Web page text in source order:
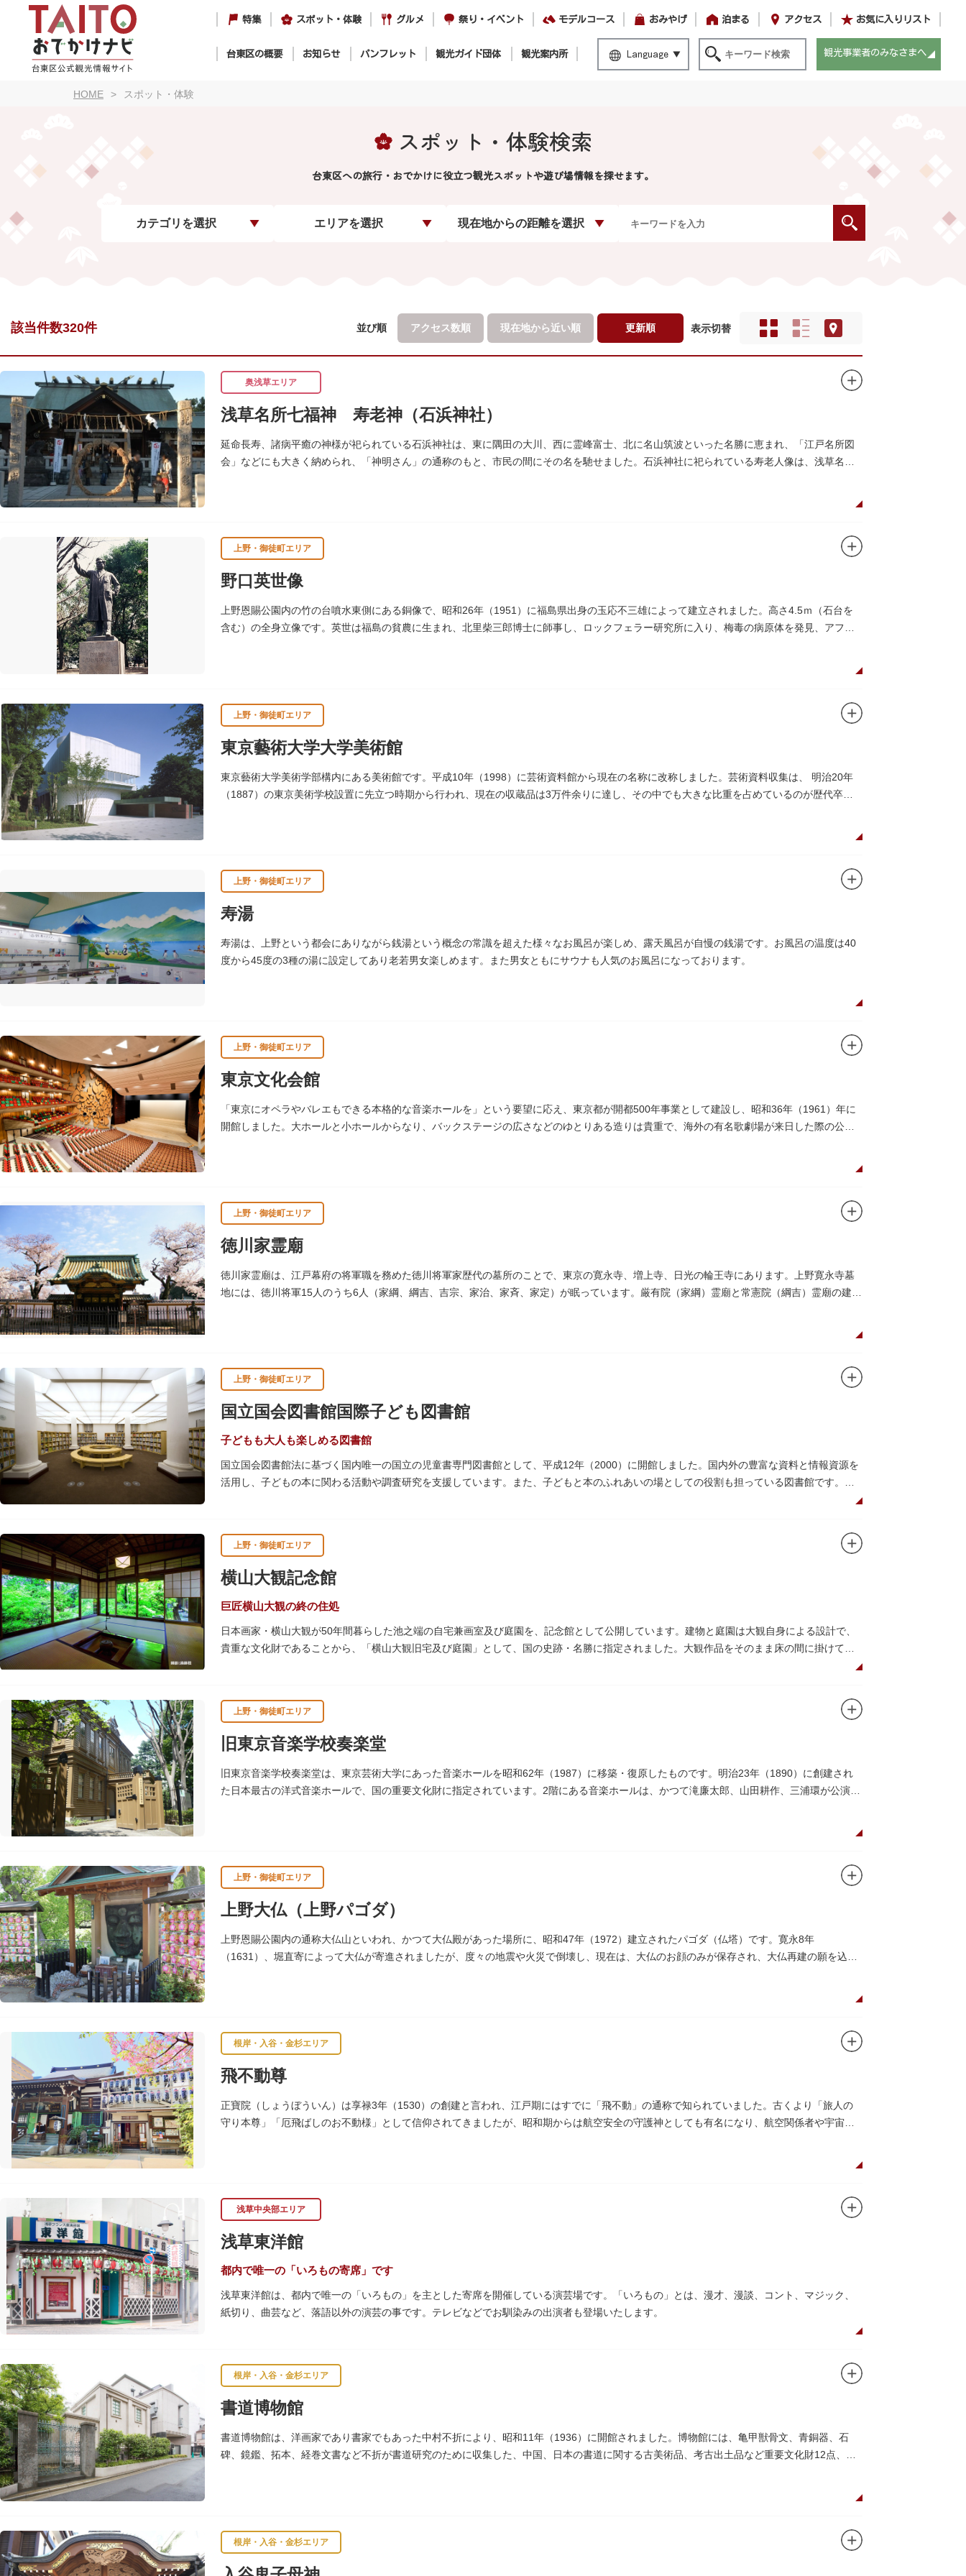
特集 スポット・体験 グルメ 祭り・イベント モデルコース おみやげ 泊まる アクセス お気に入りリスト
台東区の概要 お知らせ パンフレット 観光ガイド団体 観光案内所 Language 観光事業者のみなさまへ
HOME スポット・体験
スポット・体験検索
台東区への旅行・おでかけに役立つ観光スポットや遊び場情報を探せます。
カテゴリを選択 エリアを選択 現在地からの距離を選択
該当件数320件 並び順 アクセス数順 現在地から近い順 更新順 表示切替
奥浅草エリア
浅草名所七福神 寿老神（石浜神社）
延命長寿、諸病平癒の神様が祀られている石浜神社は、東に隅田の大川、西に霊峰富士、北に名山筑波といった名勝に恵まれ、「江戸名所図
会」などにも大きく納められ、「神明さん」の通称のもと、市民の間にその名を馳せました。石浜神社に祀られている寿老人像は、浅草名所
上野・御徒町エリア
野口英世像
上野恩賜公園内の竹の台噴水東側にある銅像で、昭和26年（1951）に福島県出身の玉応不三雄によって建立されました。高さ4.5ｍ（石台を
含む）の全身立像です。英世は福島の貧農に生まれ、北里柴三郎博士に師事し、ロックフェラー研究所に入り、梅毒の病原体を発見、アフリ
上野・御徒町エリア
東京藝術大学大学美術館
東京藝術大学美術学部構内にある美術館です。平成10年（1998）に芸術資料館から現在の名称に改称しました。芸術資料収集は、 明治20年
（1887）の東京美術学校設置に先立つ時期から行われ、現在の収蔵品は3万件余りに達し、その中でも大きな比重を占めているのが歴代卒業
上野・御徒町エリア
寿湯
寿湯は、上野という都会にありながら銭湯という概念の常識を超えた様々なお風呂が楽しめ、露天風呂が自慢の銭湯です。お風呂の温度は40
度から45度の3種の湯に設定してあり老若男女楽しめます。また男女ともにサウナも人気のお風呂になっております。
上野・御徒町エリア
東京文化会館
「東京にオペラやバレエもできる本格的な音楽ホールを」という要望に応え、東京都が開都500年事業として建設し、昭和36年（1961）年に
開館しました。大ホールと小ホールからなり、バックステージの広さなどのゆとりある造りは貴重で、海外の有名歌劇場が来日した際の公演
上野・御徒町エリア
徳川家霊廟
徳川家霊廟は、江戸幕府の将軍職を務めた徳川将軍家歴代の墓所のことで、東京の寛永寺、増上寺、日光の輪王寺にあります。上野寛永寺墓
地には、徳川将軍15人のうち6人（家綱、綱吉、吉宗、家治、家斉、家定）が眠っています。厳有院（家綱）霊廟と常憲院（綱吉）霊廟の建築
上野・御徒町エリア
国立国会図書館国際子ども図書館
子どもも大人も楽しめる図書館
国立国会図書館法に基づく国内唯一の国立の児童書専門図書館として、平成12年（2000）に開館しました。国内外の豊富な資料と情報資源を
活用し、子どもの本に関わる活動や調査研究を支援しています。また、子どもと本のふれあいの場としての役割も担っている図書館です。
上野・御徒町エリア
横山大観記念館
巨匠横山大観の終の住処
日本画家・横山大観が50年間暮らした池之端の自宅兼画室及び庭園を、記念館として公開しています。建物と庭園は大観自身による設計で、
貴重な文化財であることから、「横山大観旧宅及び庭園」として、国の史跡・名勝に指定されました。大観作品をそのまま床の間に掛けて展
上野・御徒町エリア
旧東京音楽学校奏楽堂
旧東京音楽学校奏楽堂は、東京芸術大学にあった音楽ホールを昭和62年（1987）に移築・復原したものです。明治23年（1890）に創建され
た日本最古の洋式音楽ホールで、国の重要文化財に指定されています。2階にある音楽ホールは、かつて滝廉太郎、山田耕作、三浦環が公演し
上野・御徒町エリア
上野大仏（上野パゴダ）
上野恩賜公園内の通称大仏山といわれ、かつて大仏殿があった場所に、昭和47年（1972）建立されたパゴダ（仏塔）です。寛永8年
（1631）、堀直寄によって大仏が寄進されましたが、度々の地震や火災で倒壊し、現在は、大仏のお顔のみが保存され、大仏再建の願を込め
根岸・入谷・金杉エリア
飛不動尊
正寶院（しょうぼういん）は享禄3年（1530）の創建と言われ、江戸期にはすでに「飛不動」の通称で知られていました。古くより「旅人の
守り本尊」「厄飛ばしのお不動様」として信仰されてきましたが、昭和期からは航空安全の守護神としても有名になり、航空関係者や宇宙関
浅草中央部エリア
浅草東洋館
都内で唯一の「いろもの寄席」です
浅草東洋館は、都内で唯一の「いろもの」を主とした寄席を開催している演芸場です。「いろもの」とは、漫才、漫談、コント、マジック、
紙切り、曲芸など、落語以外の演芸の事です。テレビなどでお馴染みの出演者も登場いたします。
根岸・入谷・金杉エリア
書道博物館
書道博物館は、洋画家であり書家でもあった中村不折により、昭和11年（1936）に開館されました。博物館には、亀甲獣骨文、青銅器、石
碑、鏡鑑、拓本、経巻文書など不折が書道研究のために収集した、中国、日本の書道に関する古美術品、考古出土品など重要文化財12点、重
根岸・入谷・金杉エリア